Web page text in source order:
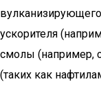
ускорителя
смолы (например,
(таких как